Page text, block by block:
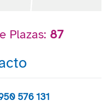
Plazas: 87
576 131